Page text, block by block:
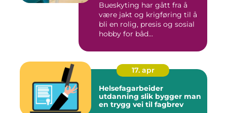
Bueskyting har gått fra å
være jakt og krigføring til å
bli en rolig, presis og sosial
hobby for båd...
17. apr
Helsefagarbeider
utdanning slik bygger man
en trygg vei til fagbrev